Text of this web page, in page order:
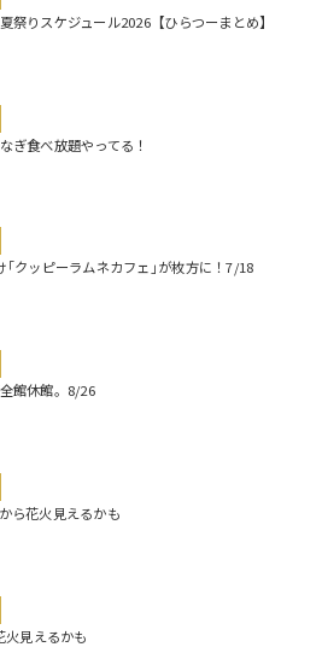
祭りスケジュール2026【ひらつーまとめ】
ぎ食べ放題やってる！
｢クッピーラムネカフェ｣が枚方に！7/18
館休館。8/26
ら花火見えるかも
火見えるかも